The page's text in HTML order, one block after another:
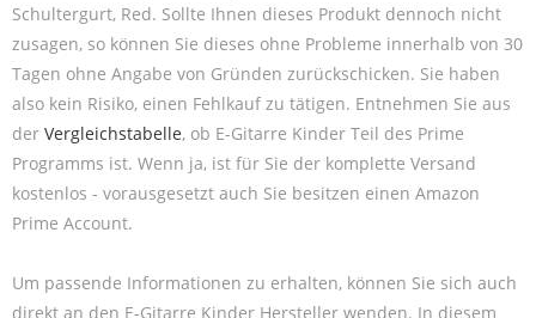
Schultergurt, Red. Sollte Ihnen dieses Produkt dennoch nicht
zusagen, so können Sie dieses ohne Probleme innerhalb von 30
Tagen ohne Angabe von Gründen zurückschicken. Sie haben
also kein Risiko, einen Fehlkauf zu tätigen. Entnehmen Sie aus
der Vergleichstabelle, ob E-Gitarre Kinder Teil des Prime
Programms ist. Wenn ja, ist für Sie der komplette Versand
kostenlos - vorausgesetzt auch Sie besitzen einen Amazon
Prime Account.
Um passende Informationen zu erhalten, können Sie sich auch
direkt an den E-Gitarre Kinder Hersteller wenden. In diesem